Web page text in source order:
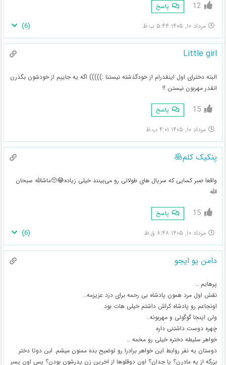
12 پاسخ
مرداد ۱۰, ۱۴۰۵ ۵:۴۴ ب.ظ (
6
)
Little girl
البته دخترای اول اینقدرام از خودگذشته نیستنا :))))) اگه یه جاییم از خودشون بگذرن
انقدر مهربون نیستن !!
15 پاسخ
مرداد ۱۰, ۱۴۰۵ ۴:۰۱ ب.ظ
پنکیک کلم🥞
واقعا صبر کسایی که سریال های طولانی رو می‌بینند خیلی زیاده😂🥺ماشالله سبحان
الله
15 پاسخ
مرداد ۱۰, ۱۴۰۵ ۸:۴۸ ق.ظ (
6
)
دامن یو ایجو
پرهایم ..
نقش اول مرد همون پادشاه بی رحمه برای دزد عزیزمه..
اونجاعم رو پادشاه کراش داشتم خیلی هات بود
ولی اینجا گوگولی و مهربونه..
چهره دوست داشتنی داره
خواهر سلیطه دختره خیلی رو مخمه ..
دوستان یه نفر روابط این خواهر برادرا رو توضیح بده ممنون میشم. ابن دوتا دختر
بزرگه از یه مادرن؟ یا جدان؟ اون دوقلوها از اخرین زن پدرشون بودن؟ پس اون پسر